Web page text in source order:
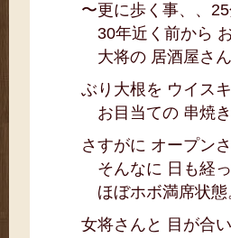
〜更に歩く事、、25
30年近く前から
大将の 居酒屋さん
ぶり大根を ウイス
お目当ての 串焼き
さすがに オープン
そんなに 日も経
ほぼホボ満席状態
女将さんと 目が合